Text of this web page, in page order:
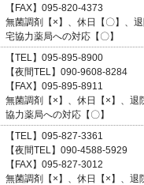
【FAX】095-820-4373
無菌調剤【×】、休日【〇】、
宅協力薬局への対応【〇】
【TEL】095-895-8900
【夜間TEL】090-9608-8284
【FAX】095-895-8911
無菌調剤【×】、休日【×】、退
協力薬局への対応【〇】
【TEL】095-827-3361
【夜間TEL】090-4588-5929
【FAX】095-827-3012
無菌調剤【×】、休日【×】、退